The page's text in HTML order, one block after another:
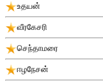
உதயன்
வீரகேசரி
செந்தாமரை
ஈழநேசன்